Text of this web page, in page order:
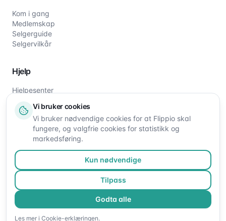
Kom i gang
Medlemskap
Selgerguide
Selgervilkår
Hjelp
Hjelpesenter
Om oss
Kontakt oss
©2026Flippio. Alle rettigheter reservert.
Vi bruker cookies
Vi bruker nødvendige cookies for at Flippio skal
fungere, og valgfrie cookies for statistikk og
markedsføring.
Kun nødvendige
Tilpass
Godta alle
Les mer i Cookie-erklæringen.